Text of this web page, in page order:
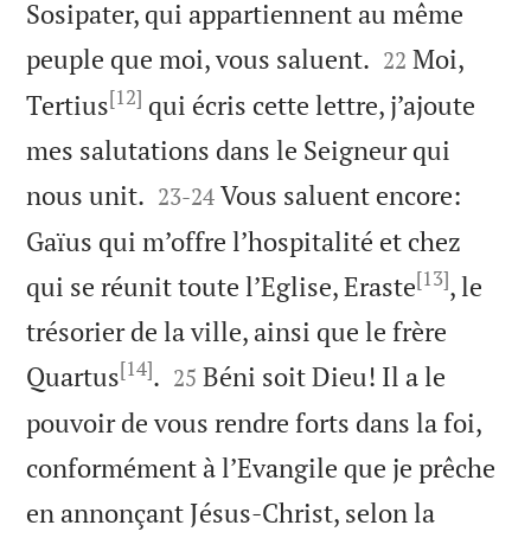
Sosipater, qui appartiennent au même
peuple que moi, vous saluent. 

22 Moi,
Tertius[12] qui écris cette lettre, j’ajoute
mes salutations dans le Seigneur qui
nous unit. 

23-24 Vous saluent encore:
Gaïus qui m’offre l’hospitalité et chez
qui se réunit toute l’Eglise, Eraste[13], le
trésorier de la ville, ainsi que le frère
Quartus[14]. 

25 Béni soit Dieu! Il a le
pouvoir de vous rendre forts dans la foi,
conformément à l’Evangile que je prêche
en annonçant Jésus-Christ, selon la